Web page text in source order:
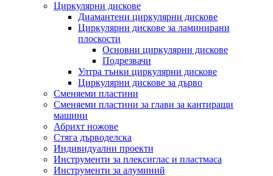
Циркулярни дискове
Диамантени циркулярни дискове
Циркулярни дискове за ламинирани
плоскости
Основни циркулярни дискове
Подрезвачи
Ултра тънки циркулярни дискове
Циркулярни дискове за дърво
Сменяеми пластини
Сменяеми пластини за глави за кантиращи
машини
Абрихт ножове
Стяга дърводелска
Индивидуални проекти
Инструменти за плексиглас и пластмаса
Инструменти за алуминий